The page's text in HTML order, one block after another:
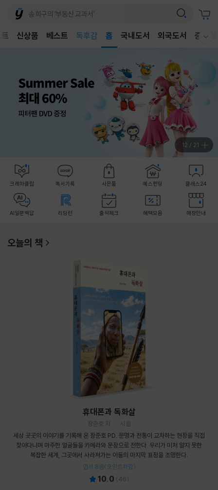
신상품 베스트
어린이
어린이
홈 국내도서 외국도서 중고샵
13 / 21
크레마클럽 독서기록 사은품 예스펀딩 클래스24
AI일문백답 리딩런 출석체크 혜택모음 매장안내
오늘의 책
휴대폰과 독화살
장준호 저
시월
세상 곳곳의 이야기를 기록해 온 장준호 PD. 문명과 전통이 교차하는 현장을 직접
찾아다니며 마주한 얼굴들을 카메라와 문장으로 전한다. 우리가 미처 알지 못한
복잡한 세계, 그곳에서 사라져가는 이들의 마지막 표정을 조명한다.
엽서 8종(포인트차감)
10.0 (46)